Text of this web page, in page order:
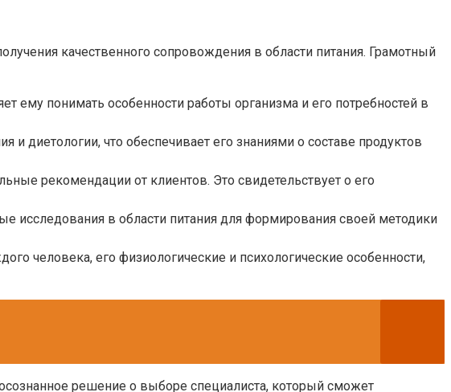
качественного сопровождения в области питания. Грамотный
ему понимать особенности работы организма и его потребностей в
диетологии, что обеспечивает его знаниями о составе продуктов
рекомендации от клиентов. Это свидетельствует о его
исследования в области питания для формирования своей методики
человека, его физиологические и психологические особенности,
решение о выборе специалиста, который сможет